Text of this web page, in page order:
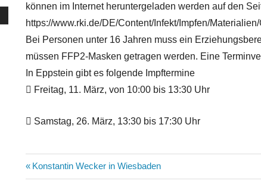
können im Internet heruntergeladen werden auf den
https://www.rki.de/DE/Content/Infekt/Impfen/
Bei Personen unter 16 Jahren muss ein
müssen FFP2-Masken getragen werden. Eine
In Eppstein gibt es folgende Impftermine
 Freitag, 11. März, von 10:00 bis 13:30 Uhr
 Samstag, 26. März, 13:30 bis 17:30 Uhr
Beitragsnavigation
Vorheriger
Beitrag:
Konstantin Wecker in Wiesbaden